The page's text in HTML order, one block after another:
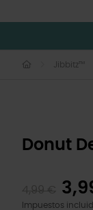
Jibbitz™
Donut
Impuestos